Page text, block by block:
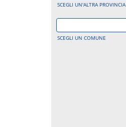
SCEGLI UN'ALTRA PROVINCIA
SCEGLI UN COMUNE